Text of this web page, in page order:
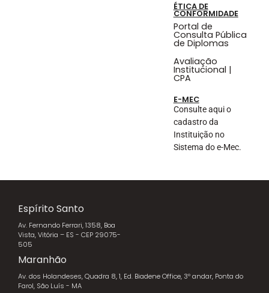
ÉTICA DE
CONFORMIDADE
Portal de
Consulta Pública
de Diplomas
Avaliação
Institucional |
CPA
E-MEC
Consulte aqui o
cadastro da
Instituição no
Sistema do e-Mec.
Espírito Santo
Av. Fernando Ferrari, 1358, Boa
Vista, Vitória – ES - CEP 29075-
505
Maranhão
Av. dos Holandeses, Quadra 8, 1, Ed. Biadene Office, 3º andar, Ponta do
Farol, São Luís - MA